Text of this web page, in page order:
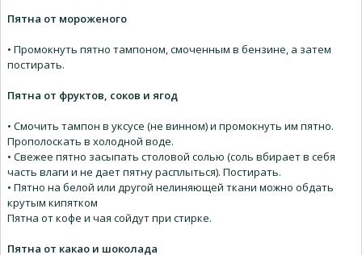
Пятна от мороженого
• Промокнуть пятно тампоном, смоченным в бензине, а затем
постирать.
Пятна от фруктов, соков и ягод
• Смочить тампон в уксусе (не винном) и промокнуть им пятно.
Прополоскать в холодной воде.
• Свежее пятно засыпать столовой солью (соль вбирает в себя
часть влаги и не дает пятну расплыться). Постирать.
• Пятно на белой или другой нелиняющей ткани можно обдать
крутым кипятком
Пятна от кофе и чая сойдут при стирке.
Пятна от какао и шоколада